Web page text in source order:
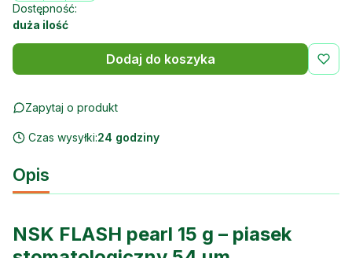
Dostępność:
duża ilość
Dodaj do koszyka
Zapytaj o produkt
Czas wysyłki:24 godziny
Opis
NSK FLASH pearl 15 g – piasek